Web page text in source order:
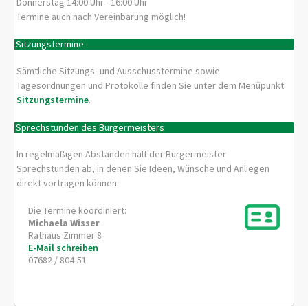
Termine auch nach Vereinbarung möglich!
Sitzungstermine
Sämtliche Sitzungs- und Ausschusstermine sowie
Tagesordnungen und Protokolle finden Sie unter dem Menüpunkt
Sitzungstermine.
Sprechstunden des Bürgermeisters
In regelmäßigen Abständen hält der Bürgermeister
Sprechstunden ab, in denen Sie Ideen, Wünsche und Anliegen
direkt vortragen können.
Die Termine koordiniert:
Michaela Wisser
Rathaus Zimmer 8
E-Mail schreiben
07682 / 804-51